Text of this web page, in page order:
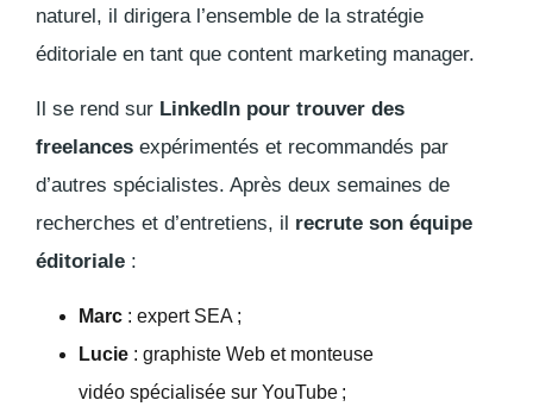
naturel, il dirigera l’ensemble de la stratégie
éditoriale en tant que content marketing manager.
Il se rend sur LinkedIn pour trouver des
freelances expérimentés et recommandés par
d’autres spécialistes. Après deux semaines de
recherches et d’entretiens, il recrute son équipe
éditoriale :
Marc : expert SEA ;
Lucie : graphiste Web et monteuse
vidéo spécialisée sur YouTube ;